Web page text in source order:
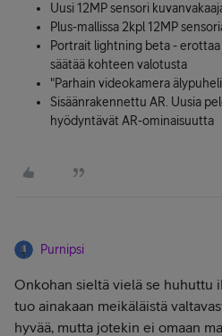
Uusi 12MP sensori
Plus-mallissa 2kpl 12MP
Portrait lightning beta -
säätää kohteen valotusta
"Parhain videokamera
Sisäänrakennettu AR. Uusia
hyödyntävät AR-ominaisuutta
Purnipsi
Onkohan sieltä vielä se huhuttu
tuo ainakaan meikäläistä
hyvää, mutta jotekin ei omaan